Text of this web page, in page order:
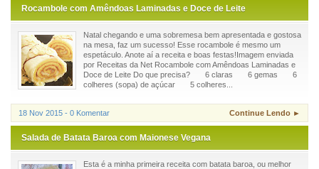
Rocambole com Amêndoas Laminadas e Doce de Leite
Natal chegando e uma sobremesa bem apresentada e gostosa
na mesa, faz um sucesso! Esse rocambole é mesmo um
espetáculo. Anote aí a receita e boas festas!Imagem enviada
por Receitas da Net Rocambole com Amêndoas Laminadas e
Doce de Leite Do que precisa? 6 claras 6 gemas 6
colheres (sopa) de açúcar 5 colheres...
18 Nov 2015 - 0 Komentar Continue Lendo ►
Salada de Batata Baroa com Maionese Vegana
Esta é a minha primeira receita com batata baroa, ou melhor